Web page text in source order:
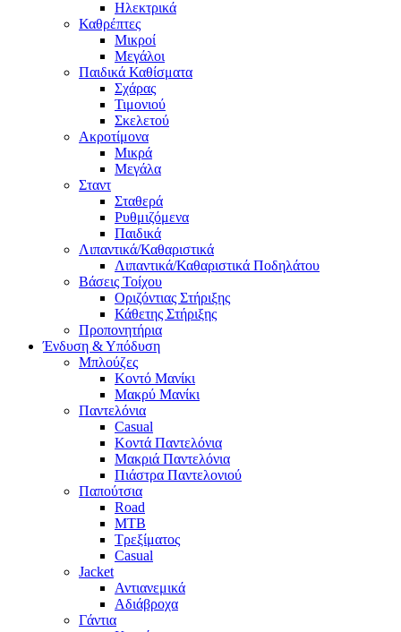
Ηλεκτρικά
Καθρέπτες
Μικροί
Μεγάλοι
Παιδικά Καθίσματα
Σχάρας
Τιμονιού
Σκελετού
Ακροτίμονα
Μικρά
Μεγάλα
Σταντ
Σταθερά
Ρυθμιζόμενα
Παιδικά
Λιπαντικά/Καθαριστικά
Λιπαντικά/Καθαριστικά Ποδηλάτου
Βάσεις Τοίχου
Οριζόντιας Στήριξης
Κάθετης Στήριξης
Προπονητήρια
Ένδυση & Υπόδυση
Μπλούζες
Κοντό Μανίκι
Μακρύ Μανίκι
Παντελόνια
Casual
Κοντά Παντελόνια
Μακριά Παντελόνια
Πιάστρα Παντελονιού
Παπούτσια
Road
MTB
Τρεξίματος
Casual
Jacket
Αντιανεμικά
Αδιάβροχα
Γάντια